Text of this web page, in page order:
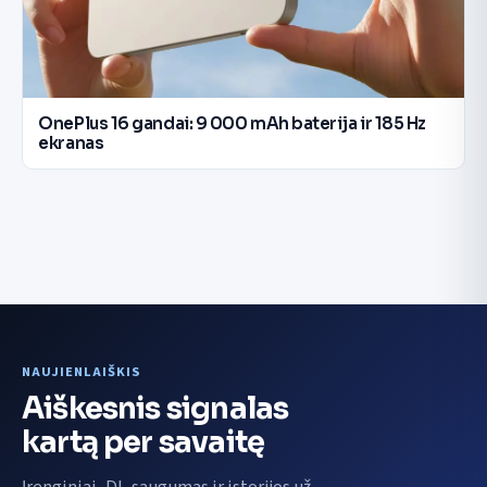
OnePlus 16 gandai: 9 000 mAh baterija ir 185 Hz
ekranas
NAUJIENLAIŠKIS
Aiškesnis signalas
kartą per savaitę